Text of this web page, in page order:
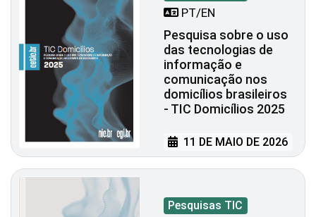
PT/EN
Pesquisa sobre o uso
das tecnologias de
informação e
comunicação nos
domicílios brasileiros
- TIC Domicílios 2025
11 DE MAIO DE 2026
Pesquisas TIC